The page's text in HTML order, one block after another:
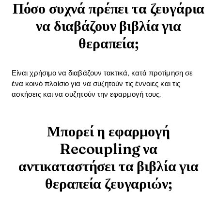
Πόσο συχνά πρέπει τα ζευγάρια
να διαβάζουν βιβλία για
θεραπεία;
Είναι χρήσιμο να διαβάζουν τακτικά, κατά προτίμηση σε
ένα κοινό πλαίσιο για να συζητούν τις έννοιες και τις
ασκήσεις και να συζητούν την εφαρμογή τους.
Μπορεί η εφαρμογή
Recoupling να
αντικαταστήσει τα βιβλία για
θεραπεία ζευγαριών;